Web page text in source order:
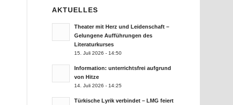
AKTUELLES
Theater mit Herz und Leidenschaft –
Gelungene Aufführungen des
Literaturkurses
15. Juli 2026 - 14:50
Information: unterrichtsfrei aufgrund
von Hitze
14. Juli 2026 - 14:25
Türkische Lyrik verbindet – LMG feiert